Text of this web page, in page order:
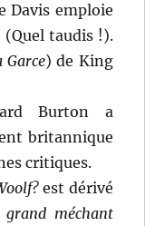
Davis emploie
(Quel taudis !).
Garce) de King
Burton a
britannique
critiques.
est dérivé
méchant